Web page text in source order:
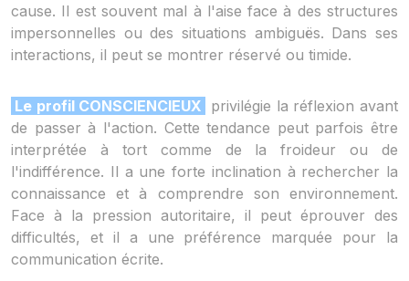
cause. Il est souvent mal à l'aise face à des structures
impersonnelles ou des situations ambiguës. Dans ses
interactions, il peut se montrer réservé ou timide.
Le profil CONSCIENCIEUX privilégie la réflexion avant
de passer à l'action. Cette tendance peut parfois être
interprétée à tort comme de la froideur ou de
l'indifférence. Il a une forte inclination à rechercher la
connaissance et à comprendre son environnement.
Face à la pression autoritaire, il peut éprouver des
difficultés, et il a une préférence marquée pour la
communication écrite.